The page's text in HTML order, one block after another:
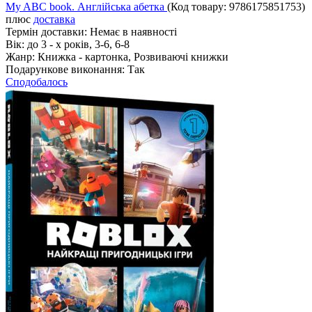
My ABC book. Англійська абетка (Код товару: 9786175851753)
плюс доставка
Термін доставки: Немає в наявності
Вік: до 3 - х років, 3-6, 6-8
Жанр: Книжка - картонка, Розвиваючі книжки
Подарункове виконання: Так
Сподобалось